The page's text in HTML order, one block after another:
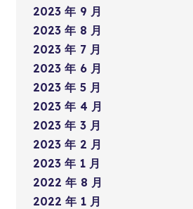
2023 年 9 月
2023 年 8 月
2023 年 7 月
2023 年 6 月
2023 年 5 月
2023 年 4 月
2023 年 3 月
2023 年 2 月
2023 年 1 月
2022 年 8 月
2022 年 1 月